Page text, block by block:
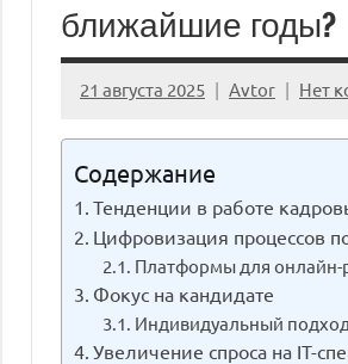
ближайшие годы?
21 августа 2025 Avtor Нет
Содержание
Тенденции в работе
Цифровизация процессов
Платформы для онлайн-
Фокус на кандидате
Индивидуальный
Увеличение спроса на IT-